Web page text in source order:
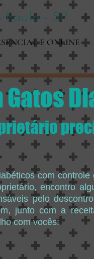
- SP 11
E ONLINE
com
encontro
pelo
junto com a
com vocês: